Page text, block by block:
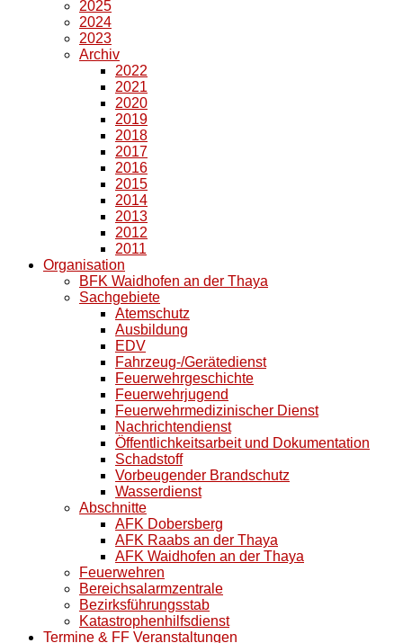
2025
2024
2023
Archiv
2022
2021
2020
2019
2018
2017
2016
2015
2014
2013
2012
2011
Organisation
BFK Waidhofen an der Thaya
Sachgebiete
Atemschutz
Ausbildung
EDV
Fahrzeug-/Gerätedienst
Feuerwehrgeschichte
Feuerwehrjugend
Feuerwehrmedizinischer Dienst
Nachrichtendienst
Öffentlichkeitsarbeit und Dokumentation
Schadstoff
Vorbeugender Brandschutz
Wasserdienst
Abschnitte
AFK Dobersberg
AFK Raabs an der Thaya
AFK Waidhofen an der Thaya
Feuerwehren
Bereichsalarmzentrale
Bezirksführungsstab
Katastrophenhilfsdienst
Termine & FF Veranstaltungen